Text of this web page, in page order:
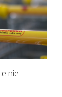
nie